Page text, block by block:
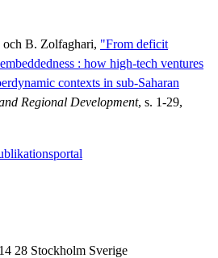
och B. Zolfaghari, "From deficit
: how high-tech ventures
contexts in sub-Saharan
Regional Development, s. 1-29,
28 Stockholm Sverige